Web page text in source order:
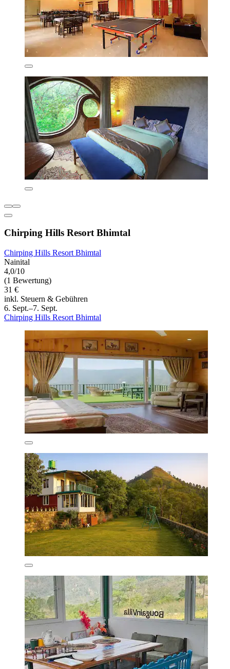
Chirping Hills Resort Bhimtal
Chirping Hills Resort Bhimtal
Nainital
4,0/10
(1 Bewertung)
31 €
inkl. Steuern & Gebühren
6. Sept.–7. Sept.
Chirping Hills Resort Bhimtal